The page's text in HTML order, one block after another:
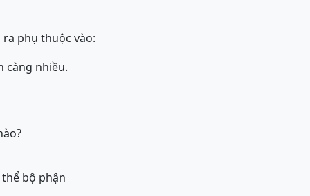
phụ thuộc vào:
càng nhiều.
bộ phận